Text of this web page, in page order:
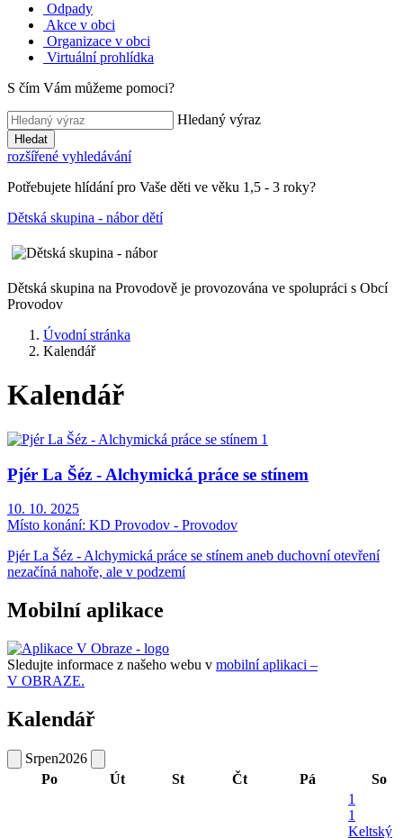
Odpady
Akce v obci
Organizace v obci
Virtuální prohlídka
S čím Vám můžeme pomoci?
Hledaný výraz
Hledat
rozšířené vyhledávání
Potřebujete hlídání pro Vaše děti ve věku 1,5 - 3 roky?
Dětská skupina - nábor dětí
Dětská skupina na Provodově je provozována ve spolupráci s Obcí
Provodov
Úvodní stránka
Kalendář
Kalendář
Pjér La Šéz - Alchymická práce se stínem
10. 10. 2025
Místo konání: KD Provodov - Provodov
Pjér La Šéz - Alchymická práce se stínem aneb duchovní otevření
nezačíná nahoře, ale v podzemí
Mobilní aplikace
Sledujte informace z našeho webu v mobilní aplikaci –
V OBRAZE.
Kalendář
Srpen2026
Po
Út St Čt Pá So
1
1
Keltský